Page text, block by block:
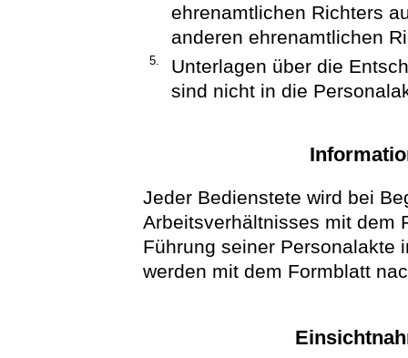
ehrenamtlichen Richters
anderen ehrenamtlichen
5.
Unterlagen über die
sind nicht in die
Jeder Bedienstete wird bei
Arbeitsverhältnisses mit dem
Führung seiner Personalakte
werden mit dem Formblatt